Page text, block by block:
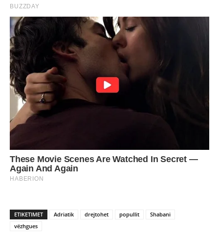
ETIKETIMET Adriatik drejtohet popullit
Shabani
vëzhgues